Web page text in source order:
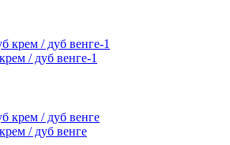
/ дуб венге-1
/ дуб венге